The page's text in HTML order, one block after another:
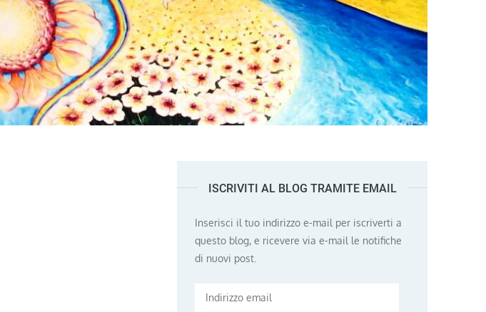
ISCRIVITI AL BLOG TRAMITE EMAIL
Inserisci il tuo indirizzo e-mail per iscriverti a
questo blog, e ricevere via e-mail le notifiche
di nuovi post.
Indirizzo